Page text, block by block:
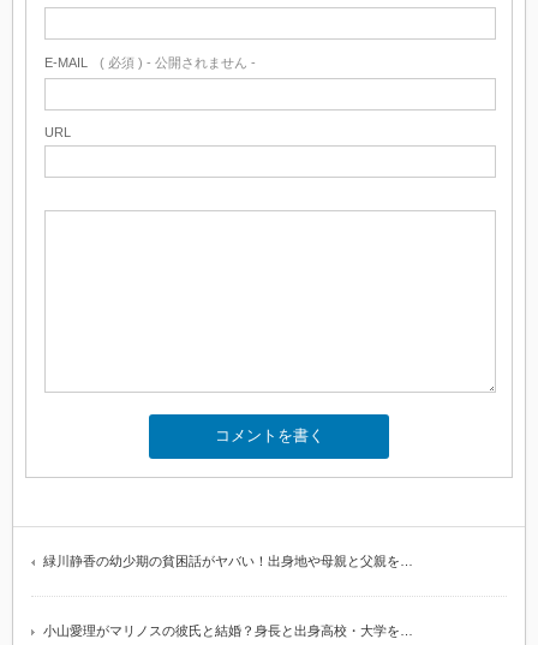
E-MAIL ( 必須 ) - 公開されません -
URL
緑川静香の幼少期の貧困話がヤバい！出身地や母親と父親を…
小山愛理がマリノスの彼氏と結婚？身長と出身高校・大学を…